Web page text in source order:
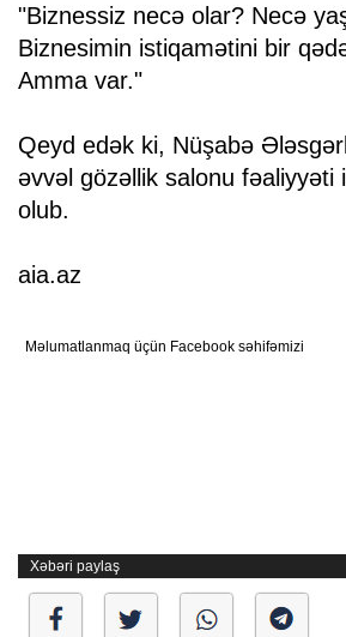
"Biznessiz necə olar? Necə
Biznesimin istiqamətini bir
Amma var."
Qeyd edək ki, Nüşabə
əvvəl gözəllik salonu fəaliyyəti
olub.
aia.az
Məlumatlanmaq üçün Facebook səhifəmizi
Xəbəri paylaş